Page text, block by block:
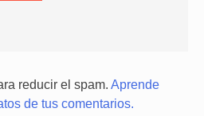
reducir el spam. Aprende
de tus comentarios.